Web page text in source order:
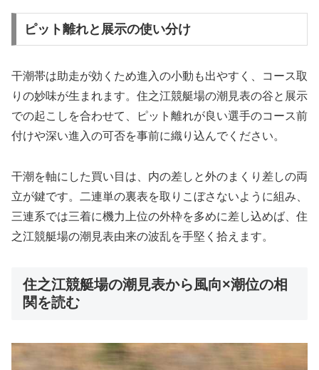
ピット離れと展示の使い分け
干潮帯は助走が効くため進入の小動も出やすく、コース取
りの妙味が生まれます。住之江競艇場の潮見表の谷と展示
での起こしを合わせて、ピット離れが良い選手のコース前
付けや深い進入の可否を事前に織り込んでください。
干潮を軸にした買い目は、内の差しと外のまくり差しの両
立が鍵です。二連単の裏表を取りこぼさないように組み、
三連系では三着に機力上位の外枠を多めに差し込めば、住
之江競艇場の潮見表由来の波乱を手堅く拾えます。
住之江競艇場の潮見表から風向×潮位の相
関を読む